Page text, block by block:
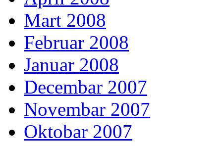
Mart 2008
Februar 2008
Januar 2008
Decembar 2007
Novembar 2007
Oktobar 2007